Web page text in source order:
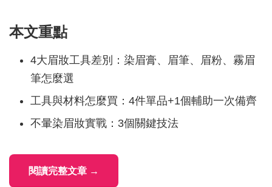
本文重點
4大眉妝工具差別：染眉膏、眉筆、眉粉、霧眉
筆怎麼選
工具與材料怎麼買：4件單品+1個輔助一次備齊
不暈染眉妝實戰：3個關鍵技法
閱讀完整文章 →